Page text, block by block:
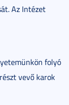
Az Intézet
folyó
vevő karok